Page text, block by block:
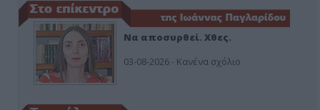
Να αποσυρθεί. Χθες.
03-08-2026 - Κανένα σχόλιο